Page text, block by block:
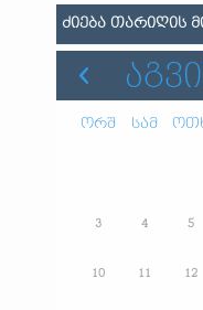
ᲫᲘᲔᲑᲐ ᲗᲐᲠᲘᲦᲘᲡ
ორშ სამ
3 4 5
10 11 12